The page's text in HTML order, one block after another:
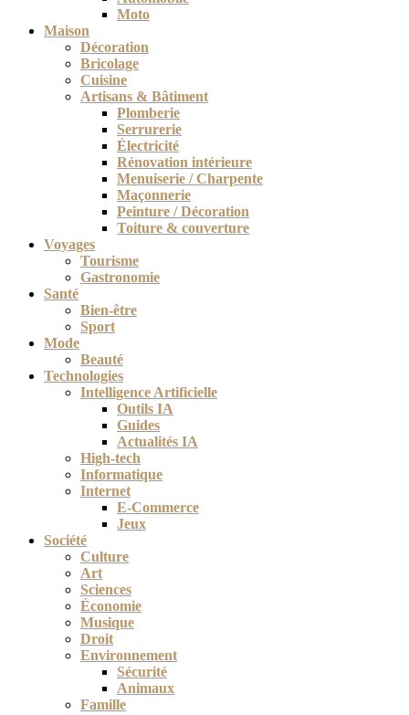
Moto
Maison
Décoration
Bricolage
Cuisine
Artisans & Bâtiment
Plomberie
Serrurerie
Électricité
Rénovation intérieure
Menuiserie / Charpente
Maçonnerie
Peinture / Décoration
Toiture & couverture
Voyages
Tourisme
Gastronomie
Santé
Bien-être
Sport
Mode
Beauté
Technologies
Intelligence Artificielle
Outils IA
Guides
Actualités IA
High-tech
Informatique
Internet
E-Commerce
Jeux
Société
Culture
Art
Sciences
Économie
Musique
Droit
Environnement
Sécurité
Animaux
Famille